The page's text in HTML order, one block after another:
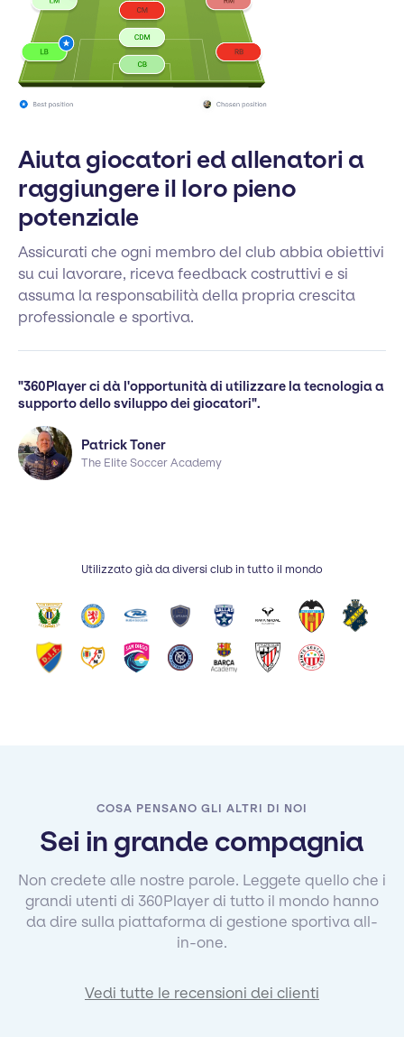
Aiuta giocatori ed allenatori a
raggiungere il loro pieno
potenziale
Assicurati che ogni membro del club abbia obiettivi
su cui lavorare, riceva feedback costruttivi e si
assuma la responsabilità della propria crescita
professionale e sportiva.
"360Player ci dà l'opportunità di utilizzare la tecnologia a
supporto dello sviluppo dei giocatori".
Patrick Toner
The Elite Soccer Academy
Utilizzato già da diversi club in tutto il mondo
COSA PENSANO GLI ALTRI DI NOI
Sei in grande compagnia
Non credete alle nostre parole. Leggete quello che i
grandi utenti di 360Player di tutto il mondo hanno
da dire sulla piattaforma di gestione sportiva all-
in-one.
Vedi tutte le recensioni dei clienti